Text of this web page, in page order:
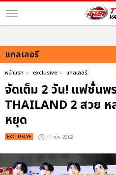
แกลเลอรี
หน้าแรก exclusive แกลเลอรี
จัดเต็ม 2 วัน! แฟชั่นพ
THAILAND 2 สวย ห
หยุด
EXCLUSIVE : 1 ต.ค. 2562